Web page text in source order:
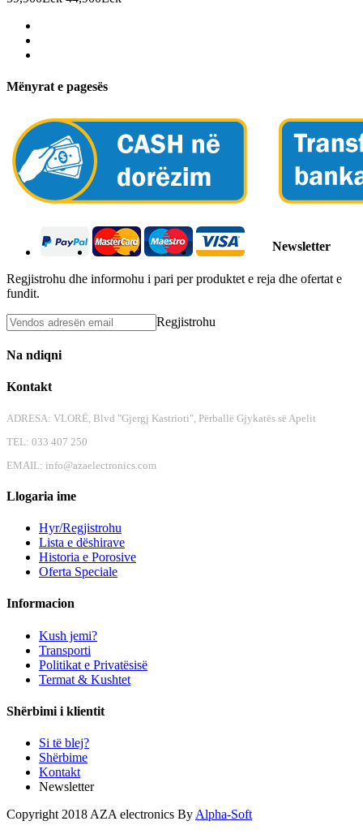
Mënyrat e pagesës
Newsletter
Regjistrohu dhe informohu i pari per produktet e reja dhe ofertat e
fundit.
Regjistrohu
Na ndiqni
Kontakt
ADRESA: VLORË, Blvd "Gjergj Kastrioti", Përballë Gjykatës së Apelit
TEL: 033 407 250
EMAIL: info@azaelectronics.com
Llogaria ime
Hyr/Regjistrohu
Lista e dëshirave
Historia e Porosive
Oferta Speciale
Informacion
Kush jemi?
Transporti
Politikat e Privatësisë
Termat & Kushtet
Shërbimi i klientit
Si të blej?
Shërbime
Kontakt
Newsletter
Copyright 2018 AZA electronics By Alpha-Soft